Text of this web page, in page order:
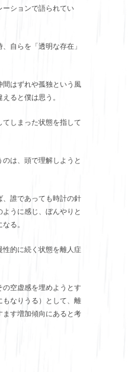
ーションで語られてい
自らを「透明な存在」
間はずれや孤独という風
ると僕は思う。
しまった状態を指して
は、頭で理解しようと
誰であっても時計の針
うに感じ、ぼんやりと
る。
性的に続く状態を離人症
空虚感を埋めようとす
もなりうる）として、離
ます増加傾向にあると考